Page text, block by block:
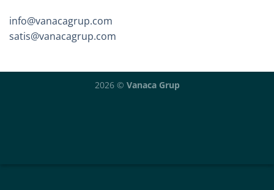
info@vanacagrup.com
satis@vanacagrup.com
2026 © Vanaca Grup